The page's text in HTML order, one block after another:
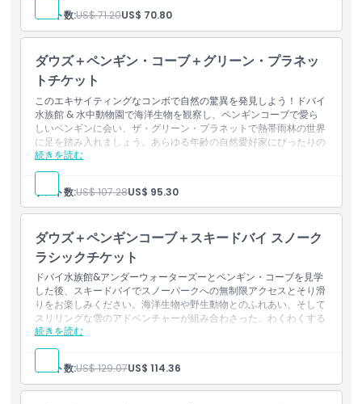
ドバイモール水族館を探索：トンネル、アンダーウォーターズ
ー、展望台、ペンギン・コーブ。
スカイデッキへのアクセス付きでドバイ・フレームを訪れ、旧
過去ギャラリーと未来ギャラリーを見学し、ブルジュ・ハリフ
ァ、デイラ、カラマなどの象徴的な名所をご覧ください。
ゲスト数:US$ 71.20US$ 70.80
ダウズ＋ペンギン・コーブ＋グリーン・プラネッ
トチケット
このエキサイティングなコンボで自然の驚異を発見しよう！ドバイ
水族館 & 水中動物園で海洋生物を観察し、ペンギンコーブで愛ら
しいペンギンに会い、ザ・グリーン・プラネットで熱帯雨林の世界
に足を踏み入れましょう。あらゆる年齢の自然愛好家にぴったりの
冒険です！
続きを読む
含まれるもの
ドバイ水族館 & 水中動物園を見学して多様な海洋生物を発見
し、ペンギンコーブを訪れてペンギンと会い、交流できます。
ザ・グリーン・プラネットで3,000+の植物と動物が暮らす熱
ゲスト数:US$ 107.28US$ 95.30
ダウズ＋ペンギンコーブ＋スキードバイ スノーク
ラシックチケット
ドバイ水族館&アンダーウォーターズーとペンギン・コーブを見学
した後、スキードバイでスノーパークへの無制限アクセスとそり滑
りをお楽しみください。海洋生物や野生動物とのふれあい、そして
スリリングな雪のアドベンチャーが組み合わさった、わくわくする
体験です。
続きを読む
含まれるもの
ドバイ水族館&アンダーウォーターズーを見学し、多様な海洋
生物と出会えます。
ペンギン・コーブを訪れ、ペンギンを観察したり触れ合ったり
ゲスト数:US$ 129.07US$ 114.36